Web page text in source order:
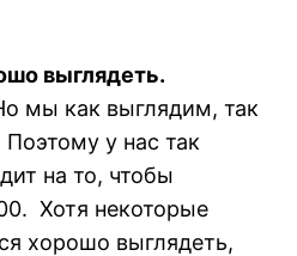
выглядеть.
мы как выглядим, так
у нас так
на то, чтобы
Хотя некоторые
хорошо выглядеть,